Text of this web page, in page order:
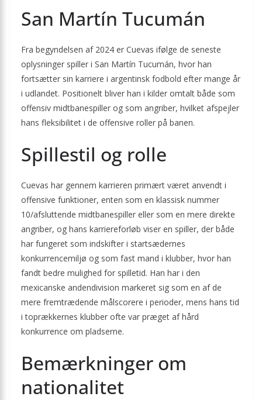
San Martín Tucumán
Fra begyndelsen af 2024 er Cuevas ifølge de seneste
oplysninger spiller i San Martín Tucumán, hvor han
fortsætter sin karriere i argentinsk fodbold efter mange år
i udlandet. Positionelt bliver han i kilder omtalt både som
offensiv midtbanespiller og som angriber, hvilket afspejler
hans fleksibilitet i de offensive roller på banen.
Spillestil og rolle
Cuevas har gennem karrieren primært været anvendt i
offensive funktioner, enten som en klassisk nummer
10/afsluttende midtbanespiller eller som en mere direkte
angriber, og hans karriereforløb viser en spiller, der både
har fungeret som indskifter i startsædernes
konkurrencemiljø og som fast mand i klubber, hvor han
fandt bedre mulighed for spilletid. Han har i den
mexicanske andendivision markeret sig som en af de
mere fremtrædende målscorere i perioder, mens hans tid
i toprækkernes klubber ofte var præget af hård
konkurrence om pladserne.
Bemærkninger om
nationalitet